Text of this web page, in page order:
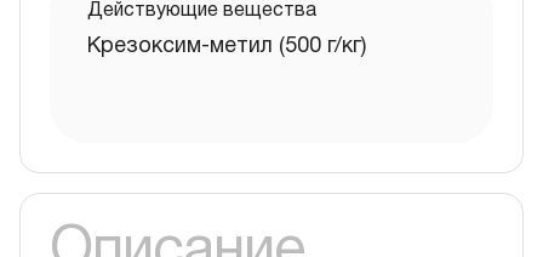
Действующие вещества
Крезоксим-метил (500 г/кг)